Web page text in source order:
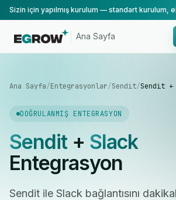
Ana Sayfa
Ana Sayfa/Entegrasyonlar/Sendit/Sendit +
DOĞRULANMIŞ ENTEGRASYON
Sendit+ Slack
Entegrasyon
Sendit ile Slack bağlantısını